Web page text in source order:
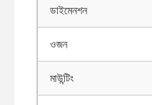
ডাইমেনশন
ওজন
মাউন্টিং